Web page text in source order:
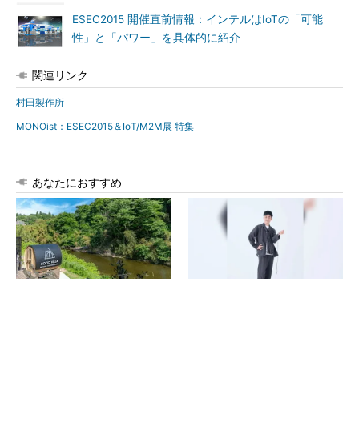
ESEC2015 開催直前情報：インテルはIoTの「可能
性」と「パワー」を具体的に紹介
関連リンク
村田製作所
MONOist：ESEC2015＆IoT/M2M展 特集
あなたにおすすめ